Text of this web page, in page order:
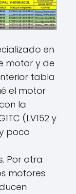
en
motor y de
tabla
el motor
la
(LV152 y
poco
Por otra
motores